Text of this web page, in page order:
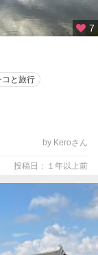
7
コと旅行
by Keroさん
投稿日：１年以上前